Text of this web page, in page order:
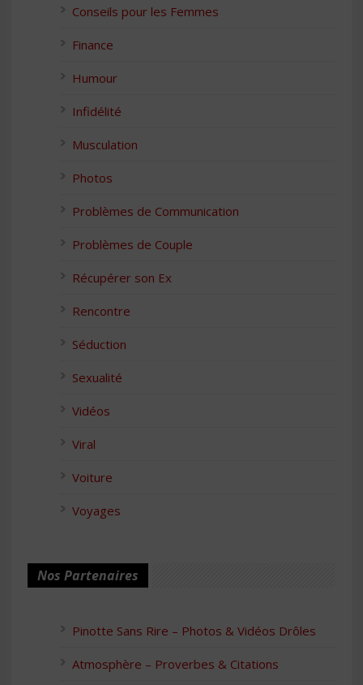
Conseils pour les Femmes
Finance
Humour
Infidélité
Musculation
Photos
Problèmes de Communication
Problèmes de Couple
Récupérer son Ex
Rencontre
Séduction
Sexualité
Vidéos
Viral
Voiture
Voyages
Nos Partenaires
Pinotte Sans Rire – Photos & Vidéos Drôles
Atmosphère – Proverbes & Citations